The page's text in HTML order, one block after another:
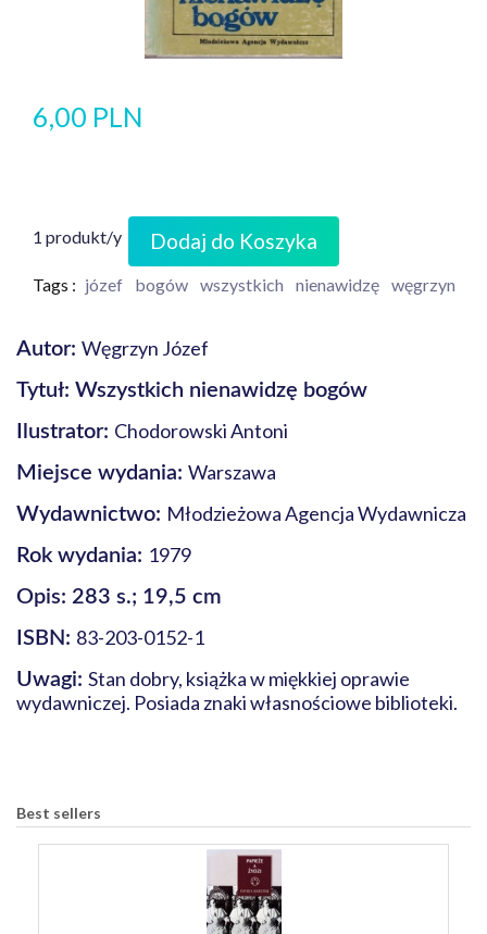
6,00 PLN
1 produkt/y Dodaj do Koszyka
Tags : józef bogów wszystkich nienawidzę węgrzyn
Autor: Węgrzyn Józef
Tytuł: Wszystkich nienawidzę bogów
Ilustrator: Chodorowski Antoni
Miejsce wydania: Warszawa
Wydawnictwo: Młodzieżowa Agencja Wydawnicza
Rok wydania: 1979
Opis: 283 s.; 19,5 cm
ISBN: 83-203-0152-1
Uwagi: Stan dobry, książka w miękkiej oprawie
wydawniczej. Posiada znaki własnościowe biblioteki.
Best sellers